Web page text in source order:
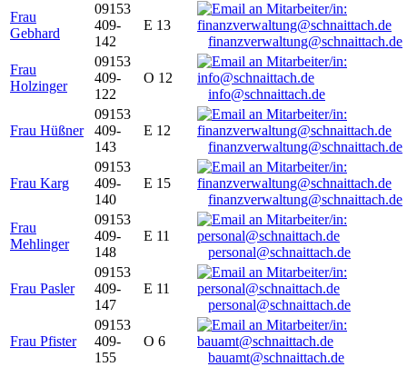
Frau
Gebhard
09153
409-
142
E 13
finanzverwaltung@schnaittach.de
Frau
Holzinger
09153
409-
122
O 12
info@schnaittach.de
Frau Hüßner
09153
409-
143
E 12
finanzverwaltung@schnaittach.de
Frau Karg
09153
409-
140
E 15
finanzverwaltung@schnaittach.de
Frau
Mehlinger
09153
409-
148
E 11
personal@schnaittach.de
Frau Pasler
09153
409-
147
E 11
personal@schnaittach.de
Frau Pfister
09153
409-
155
O 6
bauamt@schnaittach.de